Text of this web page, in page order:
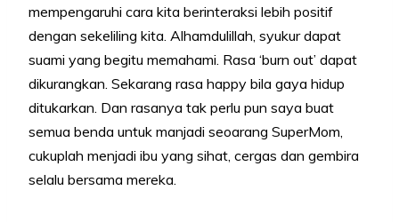
mempengaruhi cara kita berinteraksi lebih positif
dengan sekeliling kita. Alhamdulillah, syukur dapat
suami yang begitu memahami. Rasa ‘burn out’ dapat
dikurangkan. Sekarang rasa happy bila gaya hidup
ditukarkan. Dan rasanya tak perlu pun saya buat
semua benda untuk manjadi seoarang SuperMom,
cukuplah menjadi ibu yang sihat, cergas dan gembira
selalu bersama mereka.